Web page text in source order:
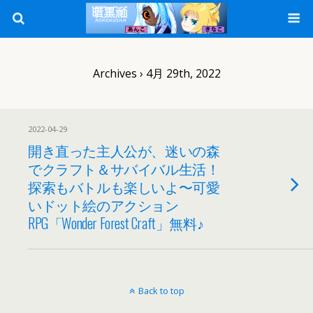
Archives › 4月 29th, 2022
2022-04-29
開き直った主人公が、迷いの森
でクラフト＆サバイバル生活！
探索もバトルも楽しいよ〜可愛
いドット絵のアクション
RPG「Wonder Forest Craft」無料♪
Back to top